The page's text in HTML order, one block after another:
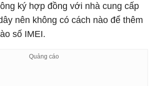
ký hợp đồng với nhà cung cấp
nên không có cách nào để thêm
số IMEI.